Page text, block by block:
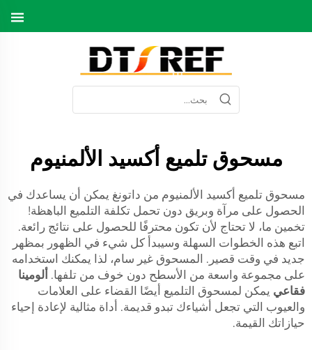
مسحوق تلميع أكسيد الألمنيوم
مسحوق تلميع أكسيد الألمنيوم من داتونغ يمكن أن يساعدك في
الحصول على مرآة وبريق دون تحمل تكلفة التلميع الباهظة!
تخمين ما، لا تحتاج لأن تكون محترفًا للحصول على نتائج رائعة.
اتبع هذه الخطوات السهلة وسيبدأ كل شيء في الظهور بمظهر
جديد في وقت قصير. المسحوق غير سام، لذا يمكنك استخدامه
على مجموعة واسعة من الأسطح دون خوف من تلفها. ألومينا
فقاعي يمكن لمسحوق التلميع أيضًا القضاء على العلامات
والعيوب التي تجعل أشياءك تبدو قديمة. أداة مثالية لإعادة إحياء
حيازاتك القيمة.